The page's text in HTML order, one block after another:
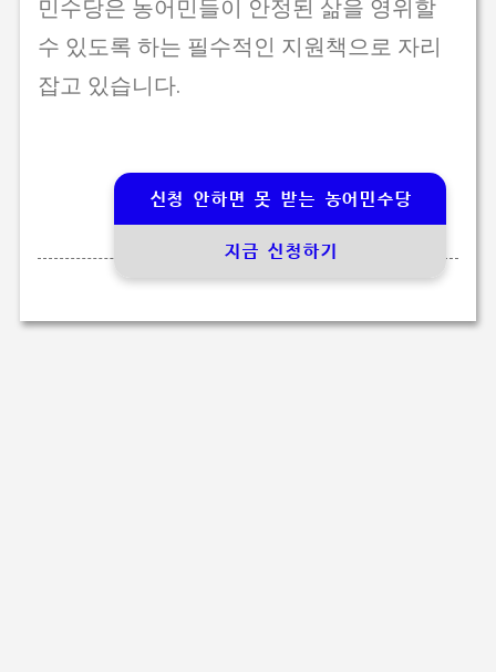
민수당은 농어민들이 안정된 삶을 영위할
수 있도록 하는 필수적인 지원책으로 자리
잡고 있습니다.
신청 안하면 못 받는 농어민수당
지금 신청하기